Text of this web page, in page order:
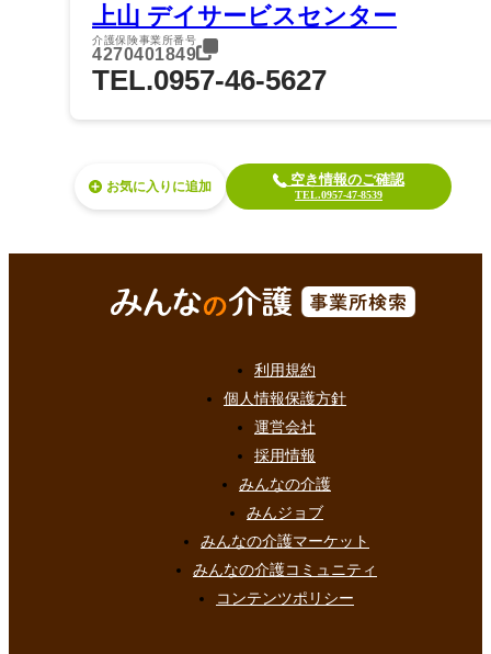
上山 デイサービスセンター
介護保険事業所番号
4270401849
TEL.0957-46-5627
お気に入り 空き情報のご確認
TEL.0957-47-8539
利用規約
個人情報保護方針
運営会社
採用情報
みんなの介護
みんジョブ
みんなの介護マーケット
みんなの介護コミュニティ
コンテンツポリシー